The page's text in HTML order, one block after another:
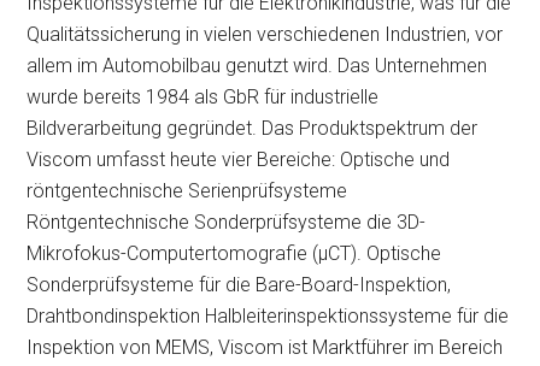
Qualitätssicherung in vielen verschiedenen Industrien, vor
allem im Automobilbau genutzt wird. Das Unternehmen
wurde bereits 1984 als GbR für industrielle
Bildverarbeitung gegründet. Das Produktspektrum der
Viscom umfasst heute vier Bereiche: Optische und
röntgentechnische Serienprüfsysteme
Röntgentechnische Sonderprüfsysteme die 3D-
Mikrofokus-Computertomografie (µCT). Optische
Sonderprüfsysteme für die Bare-Board-Inspektion,
Drahtbondinspektion Halbleiterinspektionssysteme für die
Inspektion von MEMS, Viscom ist Marktführer im Bereich